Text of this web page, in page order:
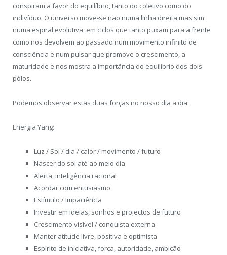
conspiram a favor do equilíbrio, tanto do coletivo como do
indivíduo. O universo move-se não numa linha direita mas sim
numa espiral evolutiva, em ciclos que tanto puxam para a frente
como nos devolvem ao passado num movimento infinito de
consciência e num pulsar que promove o crescimento, a
maturidade e nos mostra a importância do equilíbrio dos dois
pólos.
Podemos observar estas duas forças no nosso dia a dia:
Energia Yang:
Luz / Sol / dia / calor / movimento / futuro
Nascer do sol até ao meio dia
Alerta, inteligência racional
Acordar com entusiasmo
Estímulo / Impaciência
Investir em ideias, sonhos e projectos de futuro
Crescimento visível / conquista externa
Manter atitude livre, positiva e optimista
Espírito de iniciativa, força, autoridade, ambição